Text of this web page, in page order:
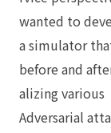
wanted to
a simulator
before and
alizing various
Adversarial